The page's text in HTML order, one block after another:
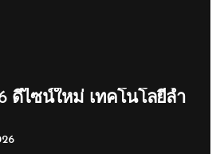
ดีไซน์ใหม่ เทคโนโลยีล้ำ